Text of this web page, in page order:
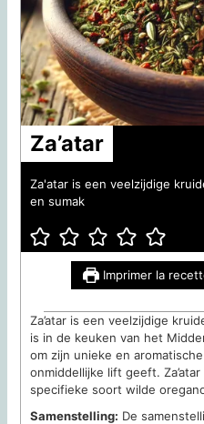
Za’atar
Za'atar is een veelzijdige
en sumak
Imprimer la
Za’atar is een veelzijdige
is in de keuken van het
om zijn unieke en
onmiddellijke lift geeft.
specifieke soort wilde
Samenstelling: De